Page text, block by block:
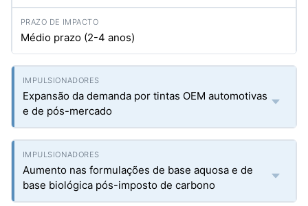
Médio prazo (2-4 anos)
Expansão da demanda por tintas OEM automotivas
e de pós-mercado
Aumento nas formulações de base aquosa e de
base biológica pós-imposto de carbono